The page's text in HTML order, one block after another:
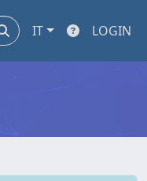
IT LOGIN